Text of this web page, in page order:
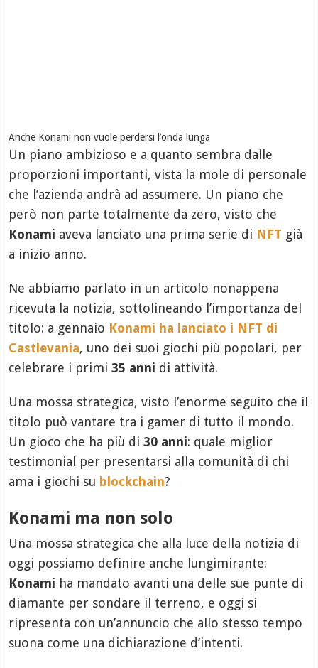
Anche Konami non vuole perdersi l’onda lunga
Un piano ambizioso e a quanto sembra dalle
proporzioni importanti, vista la mole di personale
che l’azienda andrà ad assumere. Un piano che
però non parte totalmente da zero, visto che
Konami aveva lanciato una prima serie di NFT già
a inizio anno.
Ne abbiamo parlato in un articolo nonappena
ricevuta la notizia, sottolineando l’importanza del
titolo: a gennaio Konami ha lanciato i NFT di
Castlevania, uno dei suoi giochi più popolari, per
celebrare i primi35 anni di attività.
Una mossa strategica, visto l’enorme seguito che il
titolo può vantare tra i gamer di tutto il mondo.
Un gioco che ha più di30 anni: quale miglior
testimonial per presentarsi alla comunità di chi
ama i giochi su blockchain?
Konami ma non solo
Una mossa strategica che alla luce della notizia di
oggi possiamo definire anche lungimirante:
Konami ha mandato avanti una delle sue punte di
diamante per sondare il terreno, e oggi si
ripresenta con un’annuncio che allo stesso tempo
suona come una dichiarazione d’intenti.